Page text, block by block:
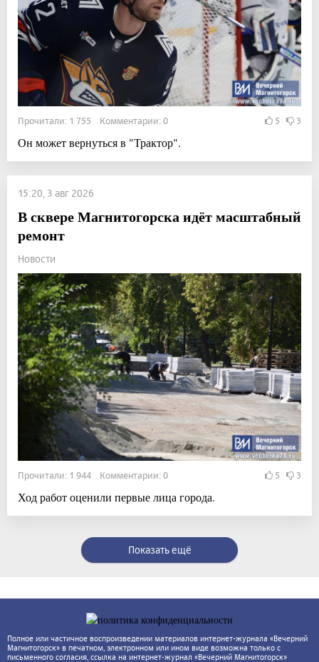
Прочитали: 1 755 Комментарии: 0 5 3
Он может вернуться в "Трактор".
15:20, 3 авг 2026
В сквере Магнитогорска идёт масштабный
ремонт
Новости
Прочитали: 1 944 Комментарии: 0 5 3
Ход работ оценили первые лица города.
Показать ещё
Полное или частичное воспроизведении материалов интернет-журнала «Вечерний
Магнитогорск» в печатном, электронном или ином виде возможна только с
письменного согласия, ссылка на интернет-журнал «Вечерний Магнитогорск»